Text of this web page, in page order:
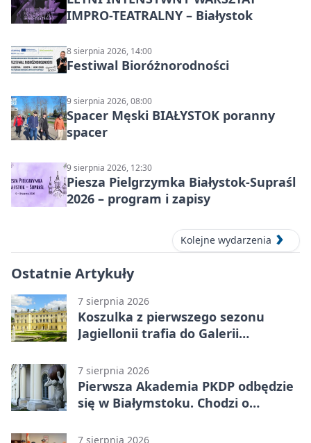
IMPRO-TEATRALNY – Białystok
8 sierpnia 2026, 14:00
Festiwal Bioróżnorodności
9 sierpnia 2026, 08:00
Spacer Męski BIAŁYSTOK poranny
spacer
9 sierpnia 2026, 12:30
Piesza Pielgrzymka Białystok-Supraśl
2026 – program i zapisy
Kolejne wydarzenia
Ostatnie Artykuły
7 sierpnia 2026
Koszulka z pierwszego sezonu
Jagiellonii trafia do Galerii
7 sierpnia 2026
Pierwsza Akademia PKDP odbędzie
się w Białymstoku. Chodzi o
7 sierpnia 2026